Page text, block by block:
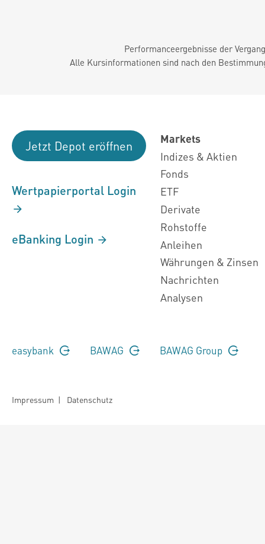
Performanceergebnisse der
Alle Kursinformationen sind nach den
Jetzt Depot eröffnen
Wertpapierportal Login
eBanking Login
Markets
Indizes & Aktien
Fonds
ETF
Derivate
Rohstoffe
Anleihen
Währungen & Zinsen
Nachrichten
Analysen
easybank BAWAG BAWAG Group
Impressum | Datenschutz